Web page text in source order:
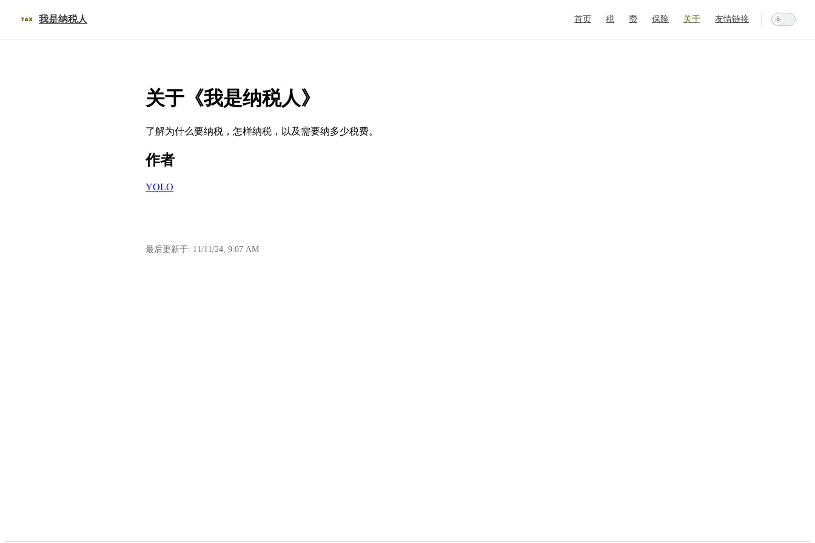
Skip to content
我是纳税人 首页 税 费 保险 关于 友情链接
关于《我是纳税人》
了解为什么要纳税，怎样纳税，以及需要纳多少税费。
作者
YOLO
最后更新于: 11/11/24, 9:07 AM